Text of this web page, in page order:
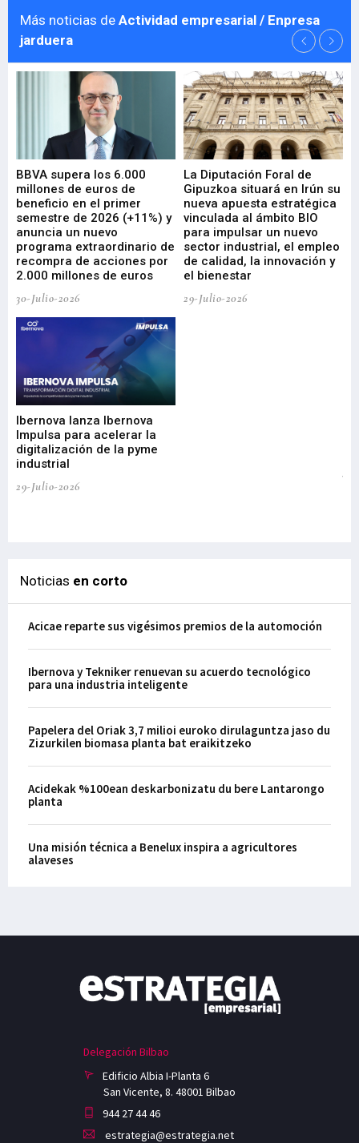
Más noticias de Actividad empresarial / Enpresa
jarduera
BBVA supera los 6.000
millones de euros de
beneficio en el primer
semestre de 2026 (+11%) y
anuncia un nuevo
programa extraordinario de
recompra de acciones por
2.000 millones de euros
30-Julio-2026
La Diputación Foral de
Gipuzkoa situará en Irún su
nueva apuesta estratégica
vinculada al ámbito BIO
para impulsar un nuevo
sector industrial, el empleo
de calidad, la innovación y
el bienestar
29-Julio-2026
Ibernova lanza Ibernova
Impulsa para acelerar la
digitalización de la pyme
industrial
29-Julio-2026
Noticias en corto
Acicae reparte sus vigésimos premios de la automoción
Ibernova y Tekniker renuevan su acuerdo tecnológico
para una industria inteligente
Papelera del Oriak 3,7 milioi euroko dirulaguntza jaso du
Zizurkilen biomasa planta bat eraikitzeko
Acidekak %100ean deskarbonizatu du bere Lantarongo
planta
Una misión técnica a Benelux inspira a agricultores
alaveses
Delegación Bilbao
Edificio Albia I-Planta 6
San Vicente, 8. 48001 Bilbao
944 27 44 46
estrategia@estrategia.net